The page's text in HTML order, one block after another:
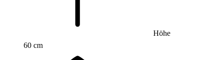
Höhe
60 cm